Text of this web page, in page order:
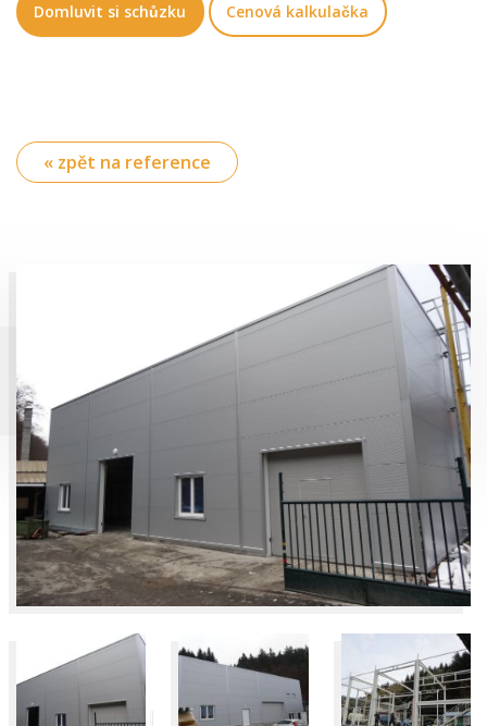
Domluvit si schůzku Cenová kalkulačka
« zpět na reference